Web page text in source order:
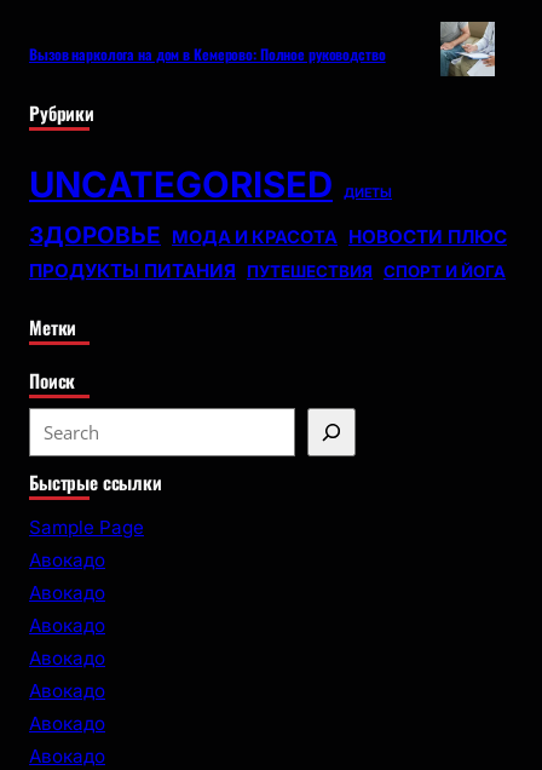
Вызов нарколога на дом в Кемерово: Полное руководство
Рубрики
UNCATEGORISED ДИЕТЫ
ЗДОРОВЬЕ МОДА И КРАСОТА НОВОСТИ ПЛЮС
ПРОДУКТЫ ПИТАНИЯ
ПУТЕШЕСТВИЯ СПОРТ И ЙОГА
Метки
Поиск
e
a
r
Быстрые ссылки
Sample Page
Авокадо
Авокадо
Авокадо
Авокадо
Авокадо
Авокадо
Авокадо